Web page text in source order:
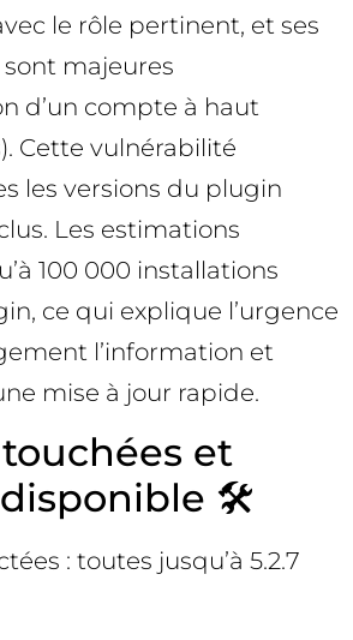
le rôle pertinent, et ses
majeures
d’un compte à haut
Cette vulnérabilité
les versions du plugin
Les estimations
100 000 installations
ce qui explique l’urgence
l’information et
mise à jour rapide.
et
🛠️
: toutes jusqu’à 5.2.7